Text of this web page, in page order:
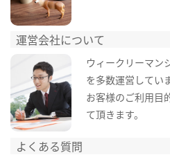
運営会社について
ウィークリーマン
を多数運営してい
お客様のご利用目
て頂きます。
よくある質問